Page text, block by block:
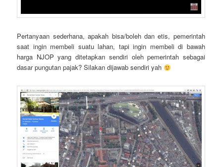
Pertanyaan sederhana, apakah bisa/boleh dan etis, pemerintah
saat ingin membeli suatu lahan, tapi ingin membeli di bawah
harga NJOP yang ditetapkan sendiri oleh pemerintah sebagai
dasar pungutan pajak? Silakan dijawab sendiri yah